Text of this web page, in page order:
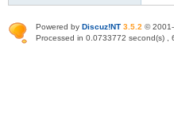
Powered by Discuz!NT 3.5.2 ©
Processed in 0.0733772 second(s) ,